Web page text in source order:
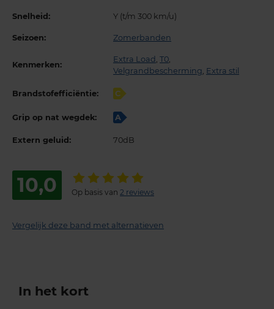
Snelheid: Y (t/m 300 km/u)
Seizoen: Zomerbanden
Kenmerken:
Extra Load T0
Velgrandbescherming Extra stil
Brandstofefficiëntie: C
Grip op nat wegdek: A
Extern geluid: 70dB
10,0 Op basis van 2 reviews
Vergelijk deze band met alternatieven
In het kort